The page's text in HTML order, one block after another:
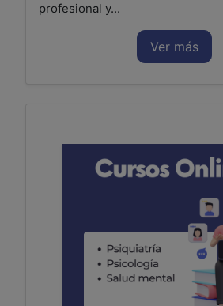
profesional y...
Ver más